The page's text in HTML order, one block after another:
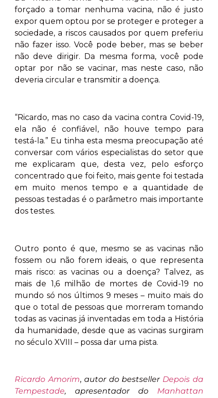
forçado a tomar nenhuma vacina, não é justo
expor quem optou por se proteger e proteger a
sociedade, a riscos causados por quem preferiu
não fazer isso. Você pode beber, mas se beber
não deve dirigir. Da mesma forma, você pode
optar por não se vacinar, mas neste caso, não
deveria circular e transmitir a doença.
“Ricardo, mas no caso da vacina contra Covid-19,
ela não é confiável, não houve tempo para
testá-la.” Eu tinha esta mesma preocupação até
conversar com vários especialistas do setor que
me explicaram que, desta vez, pelo esforço
concentrado que foi feito, mais gente foi testada
em muito menos tempo e a quantidade de
pessoas testadas é o parâmetro mais importante
dos testes.
Outro ponto é que, mesmo se as vacinas não
fossem ou não forem ideais, o que representa
mais risco: as vacinas ou a doença? Talvez, as
mais de 1,6 milhão de mortes de Covid-19 no
mundo só nos últimos 9 meses – muito mais do
que o total de pessoas que morreram tomando
todas as vacinas já inventadas em toda a História
da humanidade, desde que as vacinas surgiram
no século XVIII – possa dar uma pista.
Ricardo Amorim, autor do bestseller Depois da
Tempestade, apresentador do Manhattan